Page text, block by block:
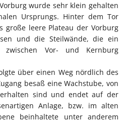
wurde sehr klein gehalten
Ursprungs. Hinter dem Tor
große leere Plateau der Vorburg
und die Steilwände, die ein
zwischen Vor- und Kernburg
über einen Weg nördlich des
besaß eine Wachstube, von
sind und endet auf der
Anlage, bzw. im alten
beinhaltete unter anderem